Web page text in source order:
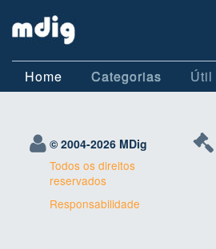
Home Categorias Útil
© 2004-2026 MDig
Todos os direitos
reservados
Responsabilidade